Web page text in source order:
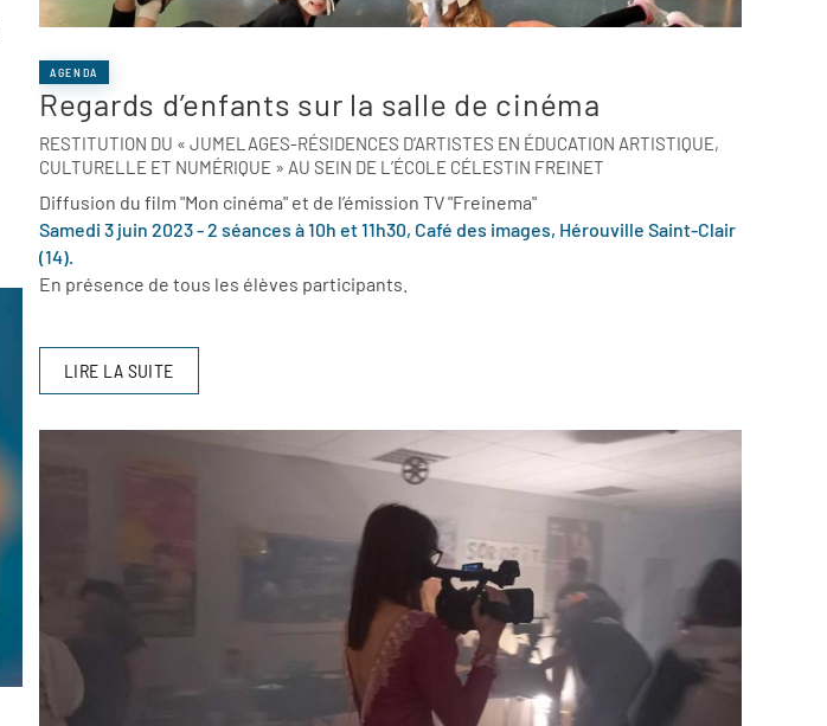
AGENDA
Regards d’enfants sur la salle de cinéma
RESTITUTION DU « JUMELAGES-RÉSIDENCES D’ARTISTES EN ÉDUCATION ARTISTIQUE,
CULTURELLE ET NUMÉRIQUE » AU SEIN DE L’ÉCOLE CÉLESTIN FREINET
Diffusion du film "Mon cinéma" et de l’émission TV "Freinema"
Samedi 3 juin 2023 - 2 séances à 10h et 11h30, Café des images, Hérouville Saint-Clair
(14).
En présence de tous les élèves participants.
LIRE LA SUITE